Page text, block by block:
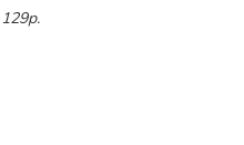
129р.